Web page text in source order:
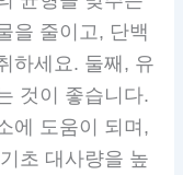
을 줄이고, 단백
하세요. 둘째, 유
것이 좋습니다.
에 도움이 되며,
초 대사량을 높